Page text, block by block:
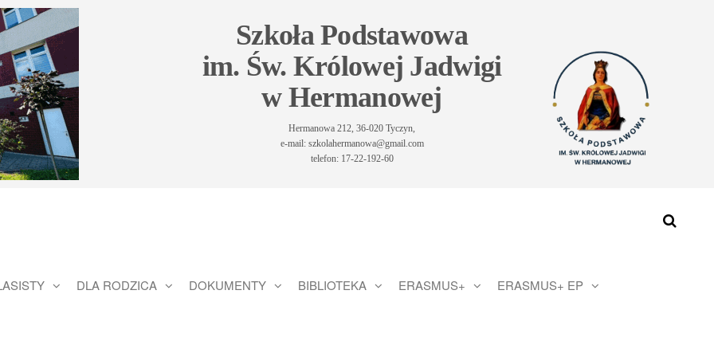
Szkoła Podstawowa
im. Św. Królowej Jadwigi
w Hermanowej
Hermanowa 212, 36-020 Tyczyn,
e-mail: szkolahermanowa@gmail.com
telefon: 17-22-192-60
DLA RODZICA DOKUMENTY BIBLIOTEKA ERASMUS+ ERASMUS+ EP